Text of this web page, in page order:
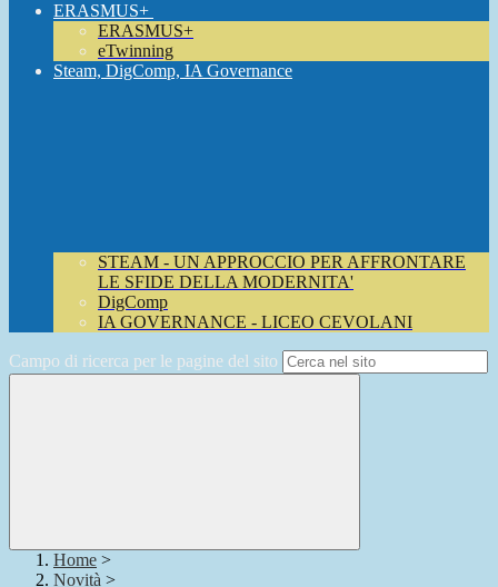
ERASMUS+
ERASMUS+
eTwinning
Steam, DigComp, IA Governance
STEAM - UN APPROCCIO PER AFFRONTARE
LE SFIDE DELLA MODERNITA'
DigComp
IA GOVERNANCE - LICEO CEVOLANI
Campo di ricerca per le pagine del sito
Home >
Novità >